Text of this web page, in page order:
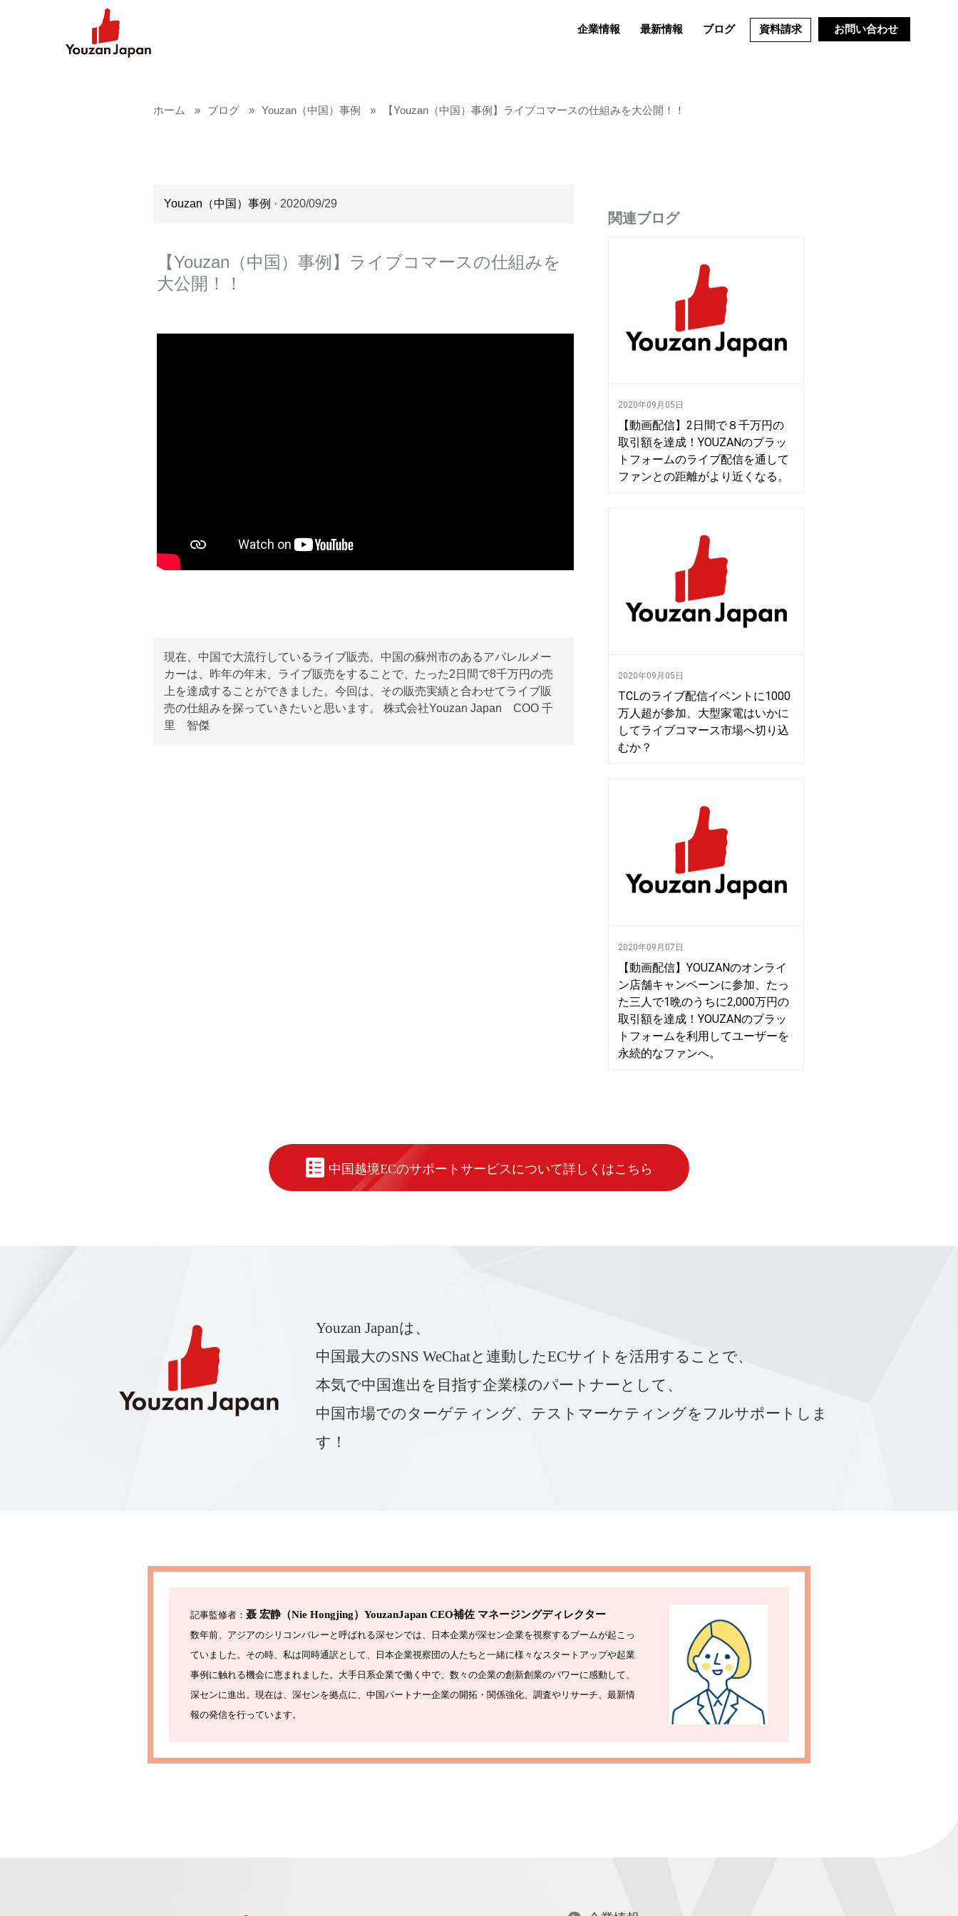
企業情報 最新情報 ブログ 資料請求 お問い合わせ
ホーム ブログ Youzan（中国）事例 【Youzan（中国）事例】ライブコマースの仕組みを大公開！！
Youzan（中国）事例 · 2020/09/29
【Youzan（中国）事例】ライブコマースの仕組みを
大公開！！
現在、中国で大流行しているライブ販売。中国の蘇州市のあるアパレルメー
カーは、昨年の年末、ライブ販売をすることで、たった2日間で8千万円の売
上を達成することができました。今回は、その販売実績と合わせてライブ販
売の仕組みを探っていきたいと思います。 株式会社Youzan Japan COO 千
里 智傑
関連ブログ
2020年09月05日
【動画配信】2日間で８千万円の
取引額を達成！YOUZANのプラッ
トフォームのライブ配信を通して
ファンとの距離がより近くなる。
2020年09月05日
TCLのライブ配信イベントに1000
万人超が参加、大型家電はいかに
してライブコマース市場へ切り込
むか？
2020年09月07日
【動画配信】YOUZANのオンライ
ン店舗キャンペーンに参加、たっ
た三人で1晩のうちに2,000万円の
取引額を達成！YOUZANのプラッ
トフォームを利用してユーザーを
永続的なファンへ。
中国越境ECのサポートサービスについて詳しくはこちら
Youzan Japanは、
中国最大のSNS WeChatと連動したECサイトを活用することで、
本気で中国進出を目指す企業様のパートナーとして、
中国市場でのターゲティング、テストマーケティングをフルサポートしま
す！
記事監修者：聂 宏静（Nie Hongjing）YouzanJapan CEO補佐 マネージングディレクター
数年前、アジアのシリコンバレーと呼ばれる深センでは、日本企業が深セン企業を視察するブームが起こっ
ていました。その時、私は同時通訳として、日本企業視察団の人たちと一緒に様々なスタートアップや起業
事例に触れる機会に恵まれました。大手日系企業で働く中で、数々の企業の創新創業のパワーに感動して、
深センに進出。現在は、深センを拠点に、中国パートナー企業の開拓・関係強化、調査やリサーチ、最新情
報の発信を行っています。